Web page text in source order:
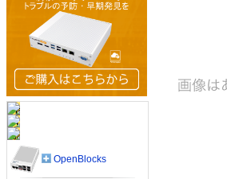
OpenBlocks